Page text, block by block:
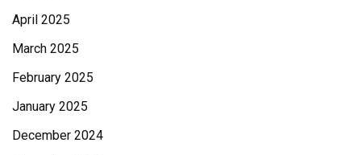
April 2025
March 2025
February 2025
January 2025
December 2024